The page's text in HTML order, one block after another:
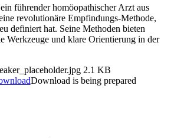
führender homöopathischer Arzt aus
revolutionäre Empfindungs-Methode,
definiert hat. Seine Methoden bieten
Werkzeuge und klare Orientierung in der
2.1 KB
Download is being prepared